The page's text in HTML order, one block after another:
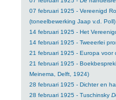
07 februari 1925 - Vereenigd
(toneelbewerking Jaap v.d. Poll)
14 februari 1925 - Het
14 februari 1925 - Tweeerlei
21 februari 1925 - Europa voor
21 februari 1925 -
Meinema, Delft, 1924)
28 februari 1925 - Dichter en
28 februari 1925 - Tuschinsky